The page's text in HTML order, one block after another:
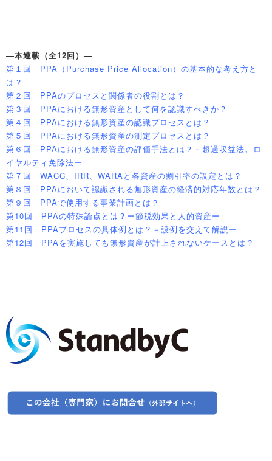
—本連載（全12回）—
第１回 PPA（Purchase Price Allocation）の基本的な考え方と
は？
第２回 PPAのプロセスと関係者の役割とは？
第３回 PPAにおける無形資産として何を認識すべきか？
第４回 PPAにおける無形資産の認識プロセスとは？
第５回 PPAにおける無形資産の測定プロセスとは？
第６回 PPAにおける無形資産の評価手法とは？－超過収益法、ロ
イヤルティ免除法ー
第７回 WACC、IRR、WARAと各資産の割引率の設定とは？
第８回 PPAにおいて認識される無形資産の経済的対応年数とは？
第９回 PPAで使用する事業計画とは？
第10回 PPAの特殊論点とは？ー節税効果と人的資産ー
第11回 PPAプロセスの具体例とは？－設例を交えて解説ー
第12回 PPAを実施しても無形資産が計上されないケースとは？